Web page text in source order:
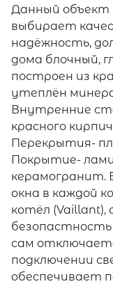
Данный
выбирает
надёжность,
дома блочный,
построен из
утеплён
Внутренние
красного
Перекрытия-
Покрытие-
керамогранит.
окна в каждой
котёл (Vaillant),
сам
подключении
обеспечивает